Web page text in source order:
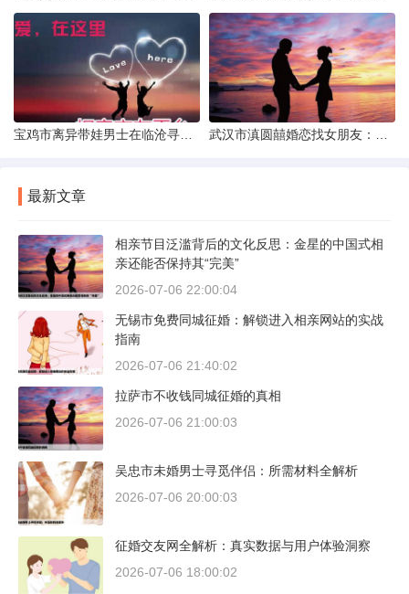
最新文章
相亲节目泛滥背后的文化反思：金星的中国式相
亲还能否保持其“完美”
2026-07-06 22:00:04
无锡市免费同城征婚：解锁进入相亲网站的实战
指南
2026-07-06 21:40:02
拉萨市不收钱同城征婚的真相
2026-07-06 21:00:03
吴忠市未婚男士寻觅伴侣：所需材料全解析
2026-07-06 20:00:03
征婚交友网全解析：真实数据与用户体验洞察
2026-07-06 18:00:02